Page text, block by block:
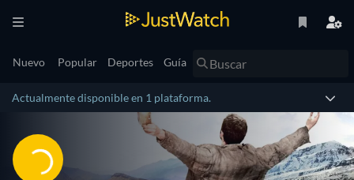
Nuevo Popular Deportes Guía
Actualmente disponible en 1 plataforma.